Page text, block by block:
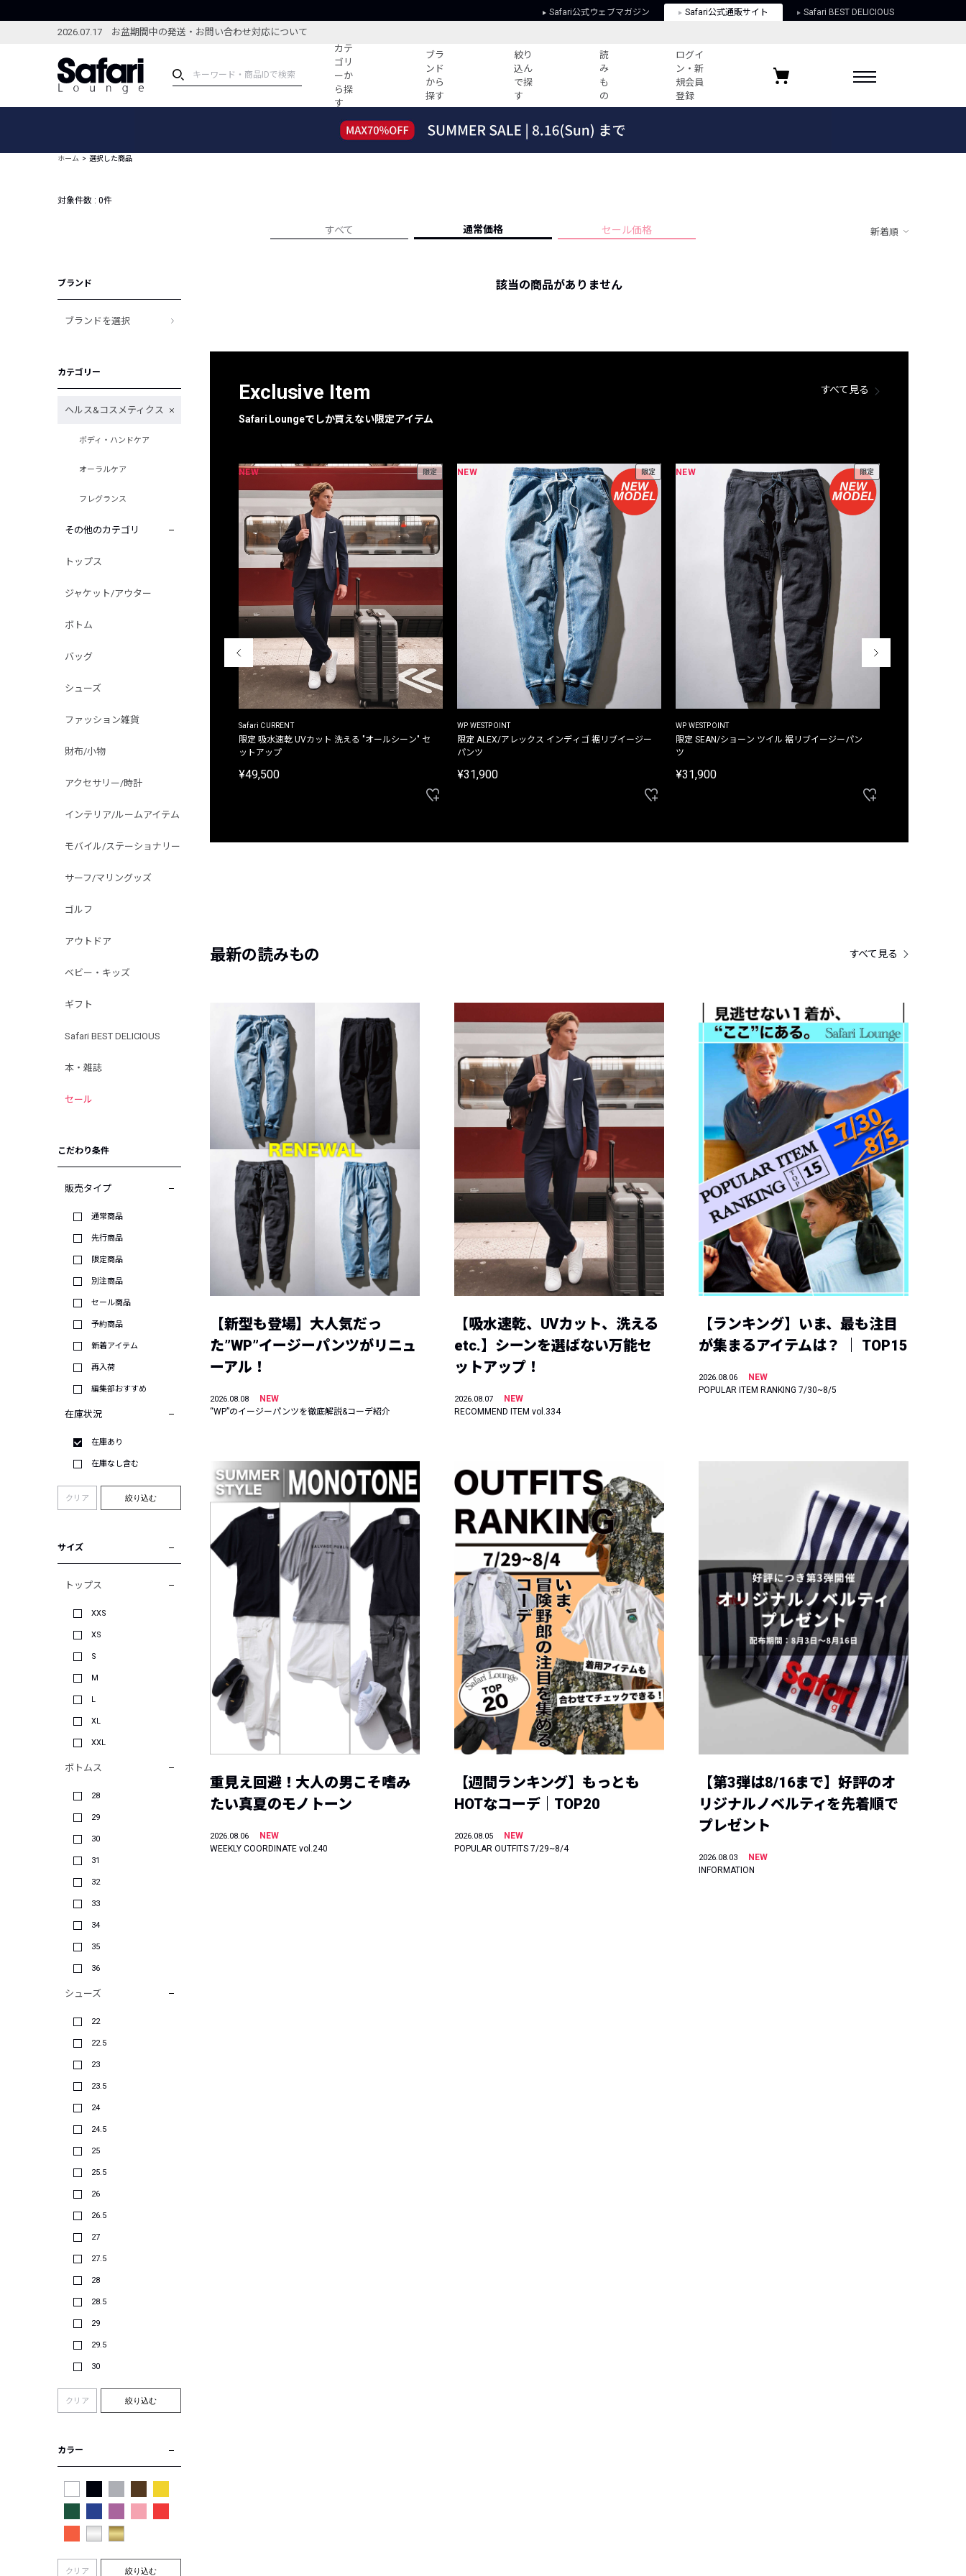
Safari公式ウェブマガジン Safari公式通販サイト Safari BEST DELICIOUS
2026.07.17 お盆期間中の発送・お問い合わせ対応について
カテ
ゴリ
ーか
ら探
す
ブラ
ンド
から
探す
絞り
込ん
で探
す
読
み
も
の
ログイ
ン・新
規会員
登録
ブランドから探す
新着アイテム
セール
編集部のおすすめコーディネート
すべての記事
新ブランドご紹介！
人気アイテム TOP 15
会社概要
特定商取引に関する法律
お気に入りブランド
ホーム 選択した商品
対象件数 : 0件
すべて 通常価格 セール価格 新着順
ブランド
ブランドを選択
カテゴリー
ヘルス&コスメティクス
ボディ・ハンドケア
オーラルケア
フレグランス
その他のカテゴリ
トップス
ジャケット/アウター
ボトム
バッグ
シューズ
ファッション雑貨
財布/小物
アクセサリー/時計
インテリア/ルームアイテム
モバイル/ステーショナリー
サーフ/マリングッズ
ゴルフ
アウトドア
ベビー・キッズ
ギフト
Safari BEST DELICIOUS
本・雑誌
セール
こだわり条件
販売タイプ
通常商品
先行商品
限定商品
別注商品
セール商品
予約商品
新着アイテム
再入荷
編集部おすすめ
在庫状況
在庫あり
在庫なし含む
クリア 絞り込む
サイズ
トップス
XXS
XS
S
M
L
XL
XXL
ボトムス
28
29
30
31
32
33
34
35
36
シューズ
22
22.5
23
23.5
24
24.5
25
25.5
26
26.5
27
27.5
28
28.5
29
29.5
30
クリア 絞り込む
カラー
クリア 絞り込む
該当の商品がありません
Exclusive Item
Safari Loungeでしか買えない限定アイテム
すべて見る
NEW 限定
Safari CURRENT
限定 吸水速乾 UVカット 洗える "オールシーン" セ
ットアップ
¥49,500
NEW 限定
WP WESTPOINT
限定 ALEX/アレックス インディゴ 裾リブイージー
パンツ
¥31,900
NEW 限定
WP WESTPOINT
限定 SEAN/ショーン ツイル 裾リブイージーパン
ツ
¥31,900
最新の読みもの すべて見る
【新型も登場】大人気だっ
た”WP”イージーパンツがリニュ
ーアル！
2026.08.08
NEW
“WP”のイージーパンツを徹底解説&コーデ紹介
【吸水速乾、UVカット、洗える
etc.】シーンを選ばない万能セ
ットアップ！
2026.08.07
NEW
RECOMMEND ITEM vol.334
【ランキング】いま、最も注目
が集まるアイテムは？ ｜ TOP15
2026.08.06
NEW
POPULAR ITEM RANKING 7/30~8/5
重見え回避！大人の男こそ嗜み
たい真夏のモノトーン
2026.08.06
NEW
WEEKLY COORDINATE vol.240
【週間ランキング】もっとも
HOTなコーデ｜TOP20
2026.08.05
NEW
POPULAR OUTFITS 7/29~8/4
【第3弾は8/16まで】好評のオ
リジナルノベルティを先着順で
プレゼント
2026.08.03
NEW
INFORMATION